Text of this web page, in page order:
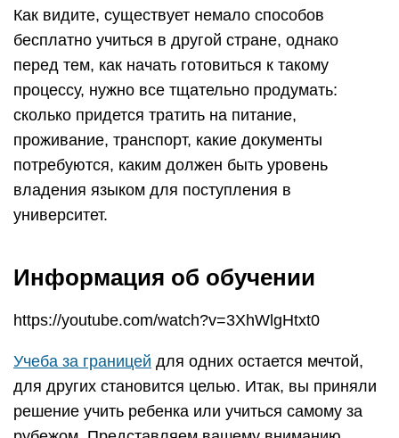
Как видите, существует немало способов
бесплатно учиться в другой стране, однако
перед тем, как начать готовиться к такому
процессу, нужно все тщательно продумать:
сколько придется тратить на питание,
проживание, транспорт, какие документы
потребуются, каким должен быть уровень
владения языком для поступления в
университет.
Информация об обучении
https://youtube.com/watch?v=3XhWlgHtxt0
Учеба за границей для одних остается мечтой,
для других становится целью. Итак, вы приняли
решение учить ребенка или учиться самому за